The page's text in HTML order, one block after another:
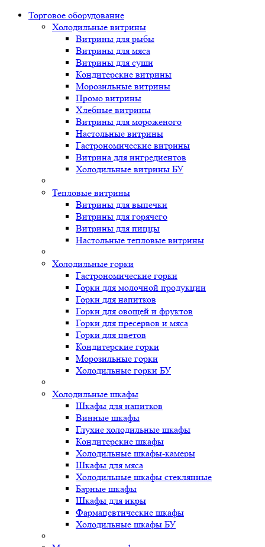
Торговое оборудованиe
Холодильные витрины
Витрины для рыбы
Витрины для мяса
Витрины для суши
Кондитерские витрины
Морозильные витрины
Промо витрины
Хлебные витрины
Витрины для мороженого
Настольные витрины
Гастрономические витрины
Витрина для ингредиентов
Холодильные витрины БУ
Тепловые витрины
Витрины для выпечки
Витрины для горячего
Витрины для пиццы
Настольные тепловые витрины
Холодильные горки
Гастрономические горки
Горки для молочной продукции
Горки для напитков
Горки для овощей и фруктов
Горки для пресервов и мяса
Горки для цветов
Кондитерские горки
Морозильные горки
Холодильные горки БУ
Холодильные шкафы
Шкафы для напитков
Винные шкафы
Глухие холодильные шкафы
Кондитерские шкафы
Холодильные шкафы-камеры
Шкафы для мяса
Холодильные шкафы стеклянные
Барные шкафы
Шкафы для икры
Фармацевтические шкафы
Холодильные шкафы БУ